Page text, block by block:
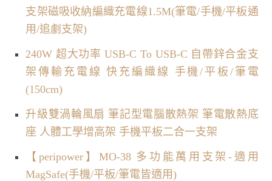
支架磁吸收納編織充電線1.5M(筆電/手機/平板通
用/追劇支架)
240W 超大功率 USB-C To USB-C 自帶鋅合金支
架傳輸充電線 快充編織線 手機/平板/筆電
(150cm)
升級雙渦輪風扇 筆記型電腦散熱架 筆電散熱底
座 人體工學增高架 手機平板二合一支架
【peripower】MO-38 多功能萬用支架-適用
MagSafe(手機/平板/筆電皆適用)